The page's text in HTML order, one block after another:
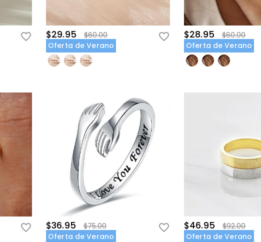
$29.95
$60.00
Oferta de Verano
$28.95
$60.00
Oferta de Verano
$36.95
$75.00
Oferta de Verano
$46.95
$92.00
Oferta de Verano